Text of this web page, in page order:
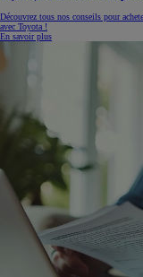
Découvrez tous nos conseils pour
avec Toyota !
En savoir plus